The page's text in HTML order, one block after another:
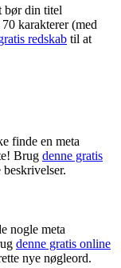
bør din titel
karakterer (med
redskab til at
finde en meta
Brug denne gratis
nogle meta
denne gratis online
nye nøgleord.